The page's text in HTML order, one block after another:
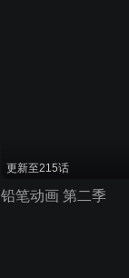
更新至215话
铅笔动画 第二季